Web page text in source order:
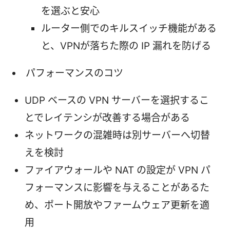
を選ぶと安心
ルーター側でのキルスイッチ機能がある
と、VPNが落ちた際の IP 漏れを防げる
パフォーマンスのコツ
UDP ベースの VPN サーバーを選択するこ
とでレイテンシが改善する場合がある
ネットワークの混雑時は別サーバーへ切替
えを検討
ファイアウォールや NAT の設定が VPN パ
フォーマンスに影響を与えることがあるた
め、ポート開放やファームウェア更新を適
用